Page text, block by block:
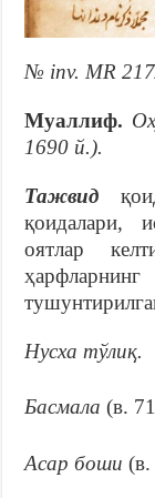
№ inv. MR
Муаллиф.
1690 й.).
Тажвид
қоидалари,
оятлар
Нусха тўлиқ.
Басмала (в.
Асар боши